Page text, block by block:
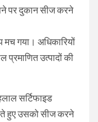
पर दुकान सीज करने
मच गया। अधिकारियों
प्रमाणित उत्पादों की
सर्टिफाइड
हुए उसको सीज करने